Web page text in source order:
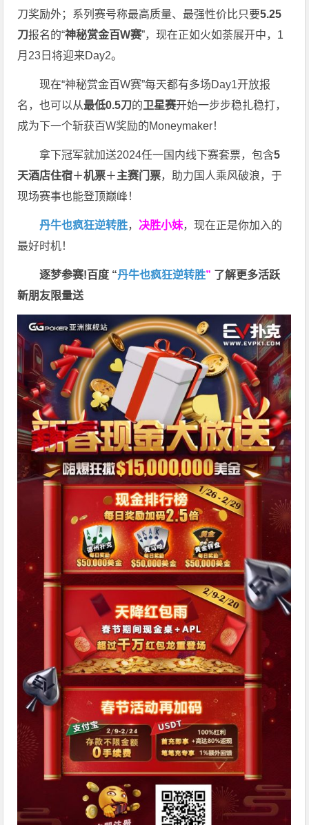
刀奖励外；系列赛号称最高质量、最强性价比只要5.25
刀报名的“神秘赏金百W赛”，现在正如火如荼展开中，1
月23日将迎来Day2。
现在“神秘赏金百W赛”每天都有多场Day1开放报
名，也可以从最低0.5刀的卫星赛开始一步步稳扎稳打，
成为下一个斩获百W奖励的Moneymaker！
拿下冠军就加送2024任一国内线下赛套票，包含5
天酒店住宿＋机票＋主赛门票，助力国人乘风破浪，于
现场赛事也能登顶巅峰！
丹牛也疯狂逆转胜， 决胜小妹，现在正是你加入的
最好时机！
逐梦参赛!百度 “丹牛也疯狂逆转胜” 了解更多活跃
新朋友限量送